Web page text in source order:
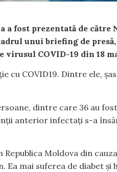
a fost prezentată de către
unui briefing de presă,
virusul COVID-19 din 18
cu COVID19. Dintre ele,
dintre care 36 au
anterior infectați s-a
Moldova din
Ea mai suferea de diabet și